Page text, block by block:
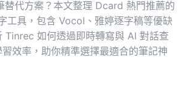
替代方案？本文整理 Dcard 熱門推薦的
工具，包含 Vocol、雅婷逐字稿等優缺
Tinrec 如何透過即時轉寫與 AI 對話查
效率，助你精準選擇最適合的筆記神